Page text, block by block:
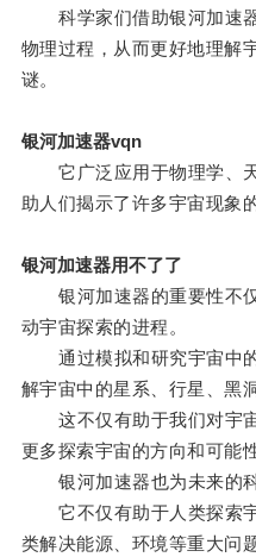
科学家们借助银河加速器
物理过程，从而更好地理解
谜。
银河加速器vqn
它广泛应用于物理学、天
助人们揭示了许多宇宙现象
银河加速器用不了了
银河加速器的重要性不仅
动宇宙探索的进程。
通过模拟和研究宇宙中的
解宇宙中的星系、行星、黑
这不仅有助于我们对宇宙
更多探索宇宙的方向和可能性
银河加速器也为未来的科
它不仅有助于人类探索宇
类解决能源、环境等重大问题